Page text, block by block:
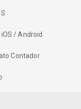
/ Android
Contador